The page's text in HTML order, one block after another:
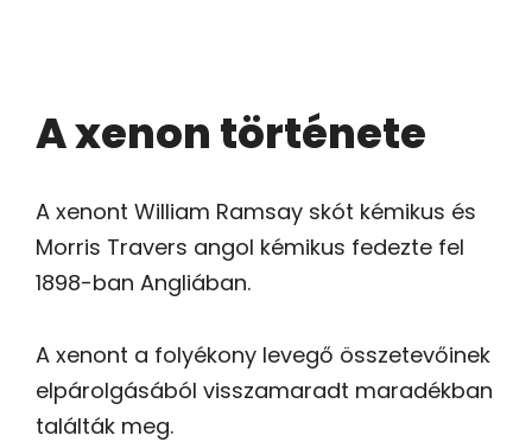
A xenon története
A xenont William Ramsay skót kémikus és
Morris Travers angol kémikus fedezte fel
1898-ban Angliában.
A xenont a folyékony levegő összetevőinek
elpárolgásából visszamaradt maradékban
találták meg.